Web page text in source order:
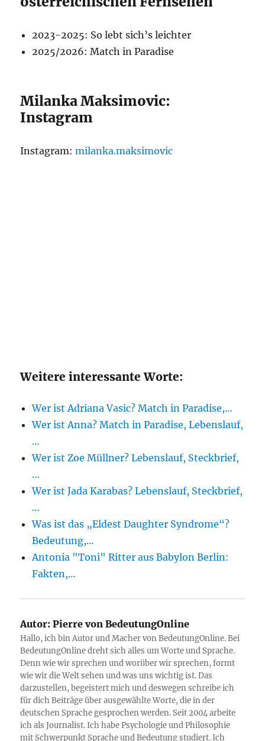
2023-2025: So lebt sich’s leichter
2025/2026: Match in Paradise
Milanka Maksimovic:
Instagram
Instagram:milanka.maksimovic
Weitere interessante Worte:
Wer ist Adriana Vasic? Match in Paradise,…
Wer ist Anna? Match in Paradise, Lebenslauf,
…
Wer ist Zoe Müllner? Lebenslauf, Steckbrief,
…
Wer ist Jada Karabas? Lebenslauf, Steckbrief,
…
Was ist das „Eldest Daughter Syndrome“?
Bedeutung,…
Antonia "Toni" Ritter aus Babylon Berlin:
Fakten,…
Autor: Pierre von BedeutungOnline
Hallo, ich bin Autor und Macher von BedeutungOnline. Bei
BedeutungOnline dreht sich alles um Worte und Sprache.
Denn wie wir sprechen und worüber wir sprechen, formt
wie wir die Welt sehen und was uns wichtig ist. Das
darzustellen, begeistert mich und deswegen schreibe ich
für dich Beiträge über ausgewählte Worte, die in der
deutschen Sprache gesprochen werden. Seit 2004 arbeite
ich als Journalist. Ich habe Psychologie und Philosophie
mit Schwerpunkt Sprache und Bedeutung studiert. Ich